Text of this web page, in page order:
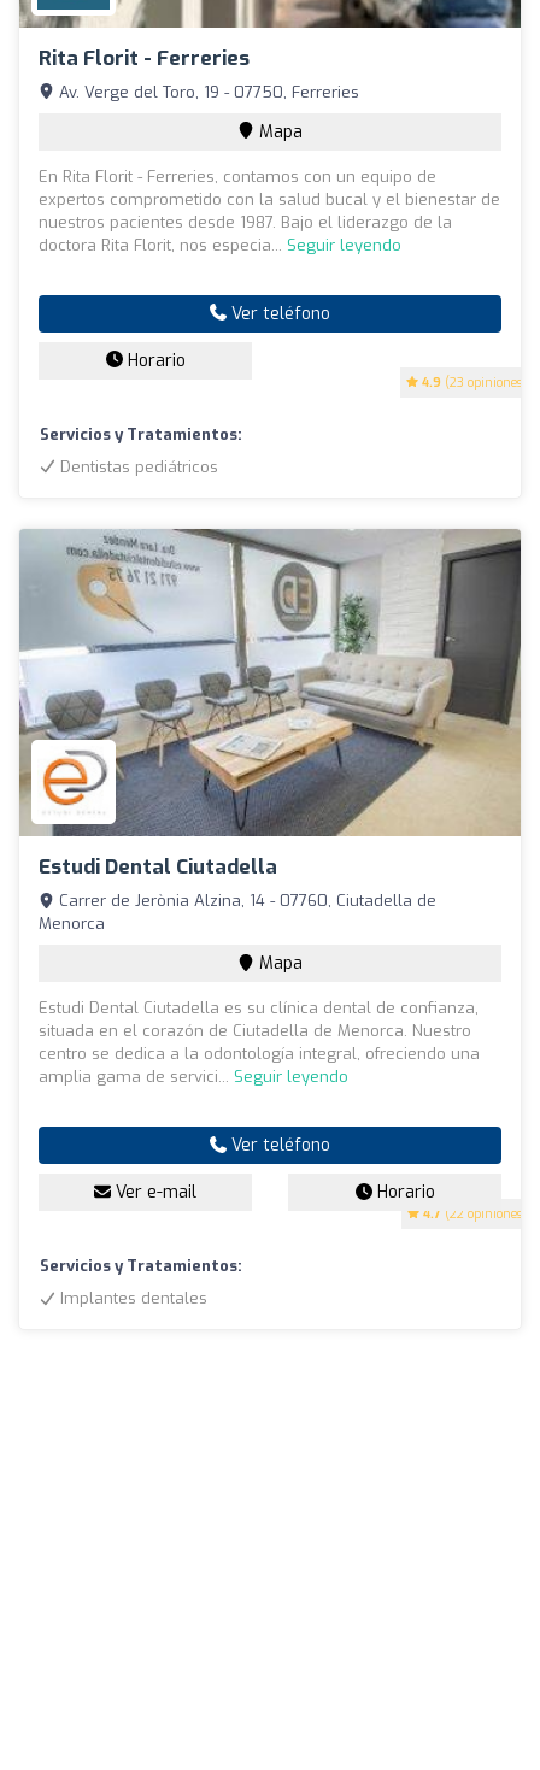
Rita Florit - Ferreries
4.9 (23 opiniones)
Av. Verge del Toro, 19 - 07750, Ferreries
Mapa
En Rita Florit - Ferreries, contamos con un equipo de
expertos comprometido con la salud bucal y el bienestar de
nuestros pacientes desde 1987. Bajo el liderazgo de la
doctora Rita Florit, nos especia... Seguir leyendo
Ver teléfono
Horario
Servicios y Tratamientos:
Dentistas pediátricos
Estudi Dental Ciutadella
4.7 (22 opiniones)
Carrer de Jerònia Alzina, 14 - 07760, Ciutadella de
Menorca
Mapa
Estudi Dental Ciutadella es su clínica dental de confianza,
situada en el corazón de Ciutadella de Menorca. Nuestro
centro se dedica a la odontología integral, ofreciendo una
amplia gama de servici... Seguir leyendo
Ver teléfono
Ver e-mail Horario
Servicios y Tratamientos:
Implantes dentales